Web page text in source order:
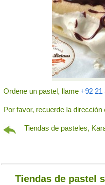
Ordene un pastel, llame +92 21
Por favor, recuerde la
Tiendas de pasteles,
Tiendas de pastel